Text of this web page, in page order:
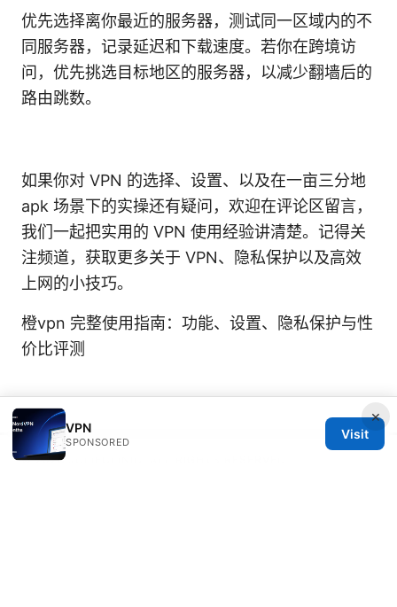
优先选择离你最近的服务器，测试同一区域内的不
同服务器，记录延迟和下载速度。若你在跨境访
问，优先挑选目标地区的服务器，以减少翻墙后的
路由跳数。
如果你对 VPN 的选择、设置、以及在一亩三分地
apk 场景下的实操还有疑问，欢迎在评论区留言，
我们一起把实用的 VPN 使用经验讲清楚。记得关
注频道，获取更多关于 VPN、隐私保护以及高效
上网的小技巧。
橙vpn 完整使用指南：功能、设置、隐私保护与性
价比评测
×
VPN
SPONSORED
Visit
© 2026 JULIECLINIC. ALL RIGHTS RESERVED.